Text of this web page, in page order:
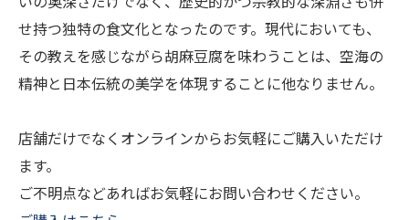
せ持つ独特の食文化となったのです。現代においても、
その教えを感じながら胡麻豆腐を味わうことは、空海の
精神と日本伝統の美学を体現することに他なりません。
店舗だけでなくオンラインからお気軽にご購入いただけ
ます。
ご不明点などあればお気軽にお問い合わせください。